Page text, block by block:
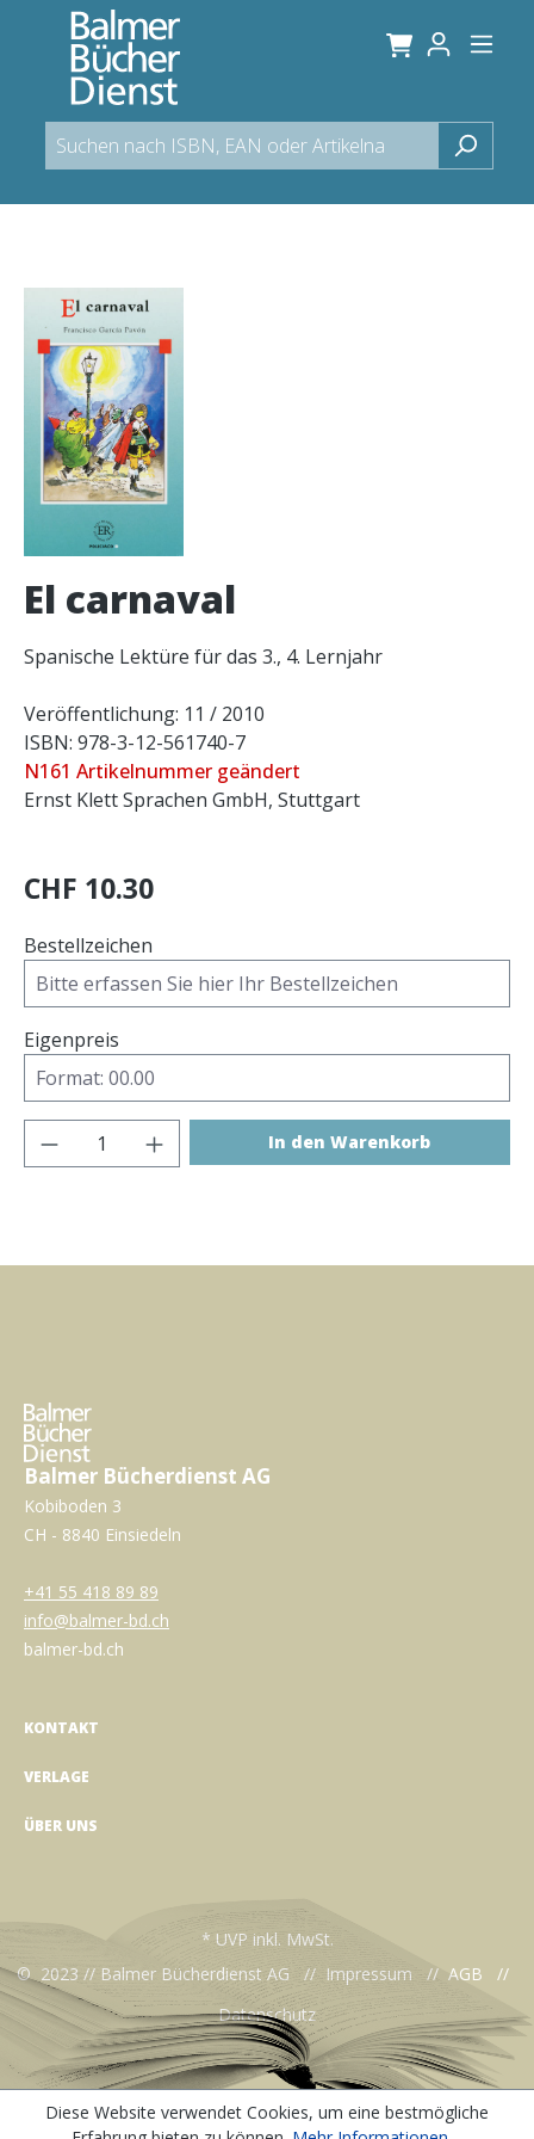
springen
Bildergalerie überspringen
El carnaval
Spanische Lektüre für das 3., 4. Lernjahr
Veröffentlichung: 11 / 2010
ISBN: 978-3-12-561740-7
N161 Artikelnummer geändert
Ernst Klett Sprachen GmbH, Stuttgart
CHF 10.30
Bestellzeichen
Eigenpreis
Produkt Anzahl: Gib den gewünschten
In den Warenkorb
Balmer Bücherdienst AG
Kobiboden 3
CH - 8840 Einsiedeln
+41 55 418 89 89
info@balmer-bd.ch
balmer-bd.ch
KONTAKT
VERLAGE
ÜBER UNS
* UVP inkl. MwSt.
© 2023 // Balmer Bücherdienst AG // Impressum // AGB //
Datenschutz
Diese Website verwendet Cookies, um eine bestmögliche